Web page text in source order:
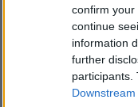
confirm your
continue
information
further
participants.